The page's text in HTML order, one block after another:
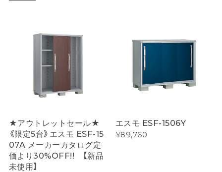
★アウトレットセール★
《限定5台》エスモ ESF-15
07A メーカーカタログ定
価より30%OFF!! 【新品
未使用】
エスモ ESF-1506Y
¥89,760